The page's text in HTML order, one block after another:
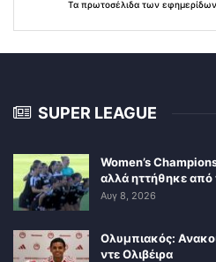
Τα πρωτοσέλιδα των εφημερίδων
SUPER LEAGUE
Women’s
αλλά ηττήθηκε από
Αυγ 8, 2026
Ολυμπιακός:
ντε Ολιβέιρα